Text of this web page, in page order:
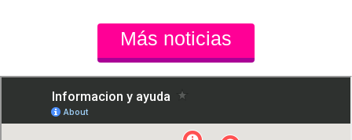
Más noticias